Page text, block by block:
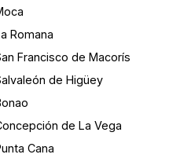
Romana
Francisco de Macorís
de Higüey
de La Vega
Cana